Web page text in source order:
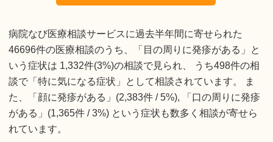
病院なび医療相談サービスに過去半年間に寄せられた
46696件の医療相談のうち、「目の周りに発疹がある」と
いう症状は 1,332件(3%)の相談で見られ、 うち498件の相
談で「特に気になる症状」として相談されています。 ま
た、「顔に発疹がある」(2,383件 / 5%), 「口の周りに発疹
がある」(1,365件 / 3%) という症状も数多く相談が寄せら
れています。